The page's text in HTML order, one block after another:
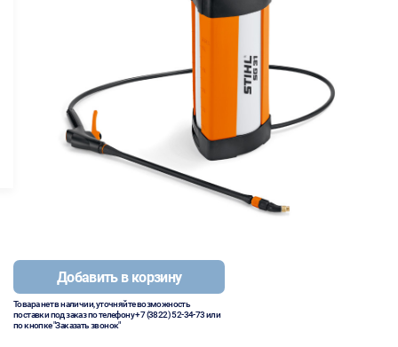
Добавить в корзину
Товара нет в наличии, уточняйте возможность
поставки под заказ по телефону+7 (3822) 52-34-73или
по кнопке "Заказать звонок"